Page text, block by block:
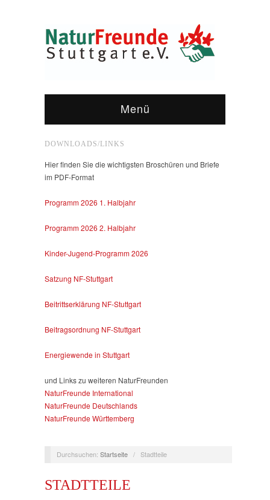
Menü
DOWNLOADS/LINKS
Hier finden Sie die wichtigsten Broschüren und Briefe
im PDF-Format
Programm 2026 1. Halbjahr
Programm 2026 2. Halbjahr
Kinder-Jugend-Programm 2026
Satzung NF-Stuttgart
Beitrittserklärung NF-Stuttgart
Beitragsordnung NF-Stuttgart
Energiewende in Stuttgart
und Links zu weiteren NaturFreunden
NaturFreunde International
NaturFreunde Deutschlands
NaturFreunde Württemberg
Durchsuchen: Startseite / Stadtteile
STADTTEILE